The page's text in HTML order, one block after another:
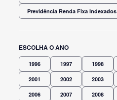
Previdência Renda Fixa Indexados
ESCOLHA O ANO
1996 1997 1998
2001 2002 2003
2006 2007 2008